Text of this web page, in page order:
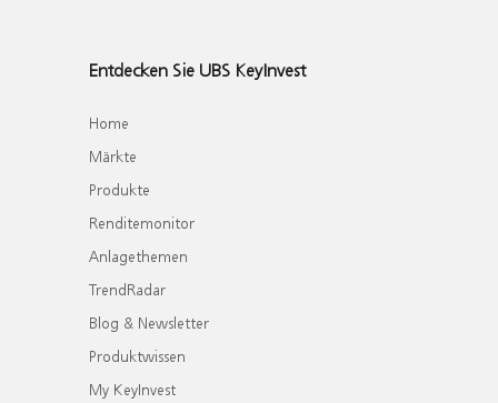
Entdecken Sie UBS KeyInvest
Home
Märkte
Produkte
Renditemonitor
Anlagethemen
TrendRadar
Blog & Newsletter
Produktwissen
My KeyInvest